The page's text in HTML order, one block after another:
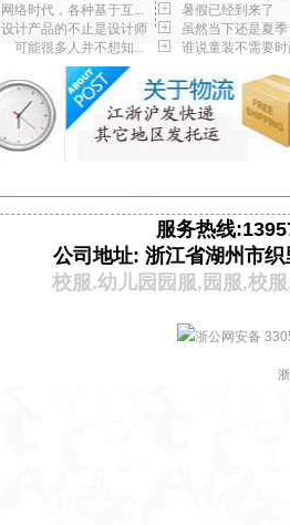
网络时代，各种基于互...
设计产品的不止是设计师
可能很多人并不想知...
暑假已经到来了
虽然当下还是夏季
谁说童装不需要时
服务热线
公司地址: 浙江省湖州市
校服.幼儿园园服, 园服,校服
浙公网安备